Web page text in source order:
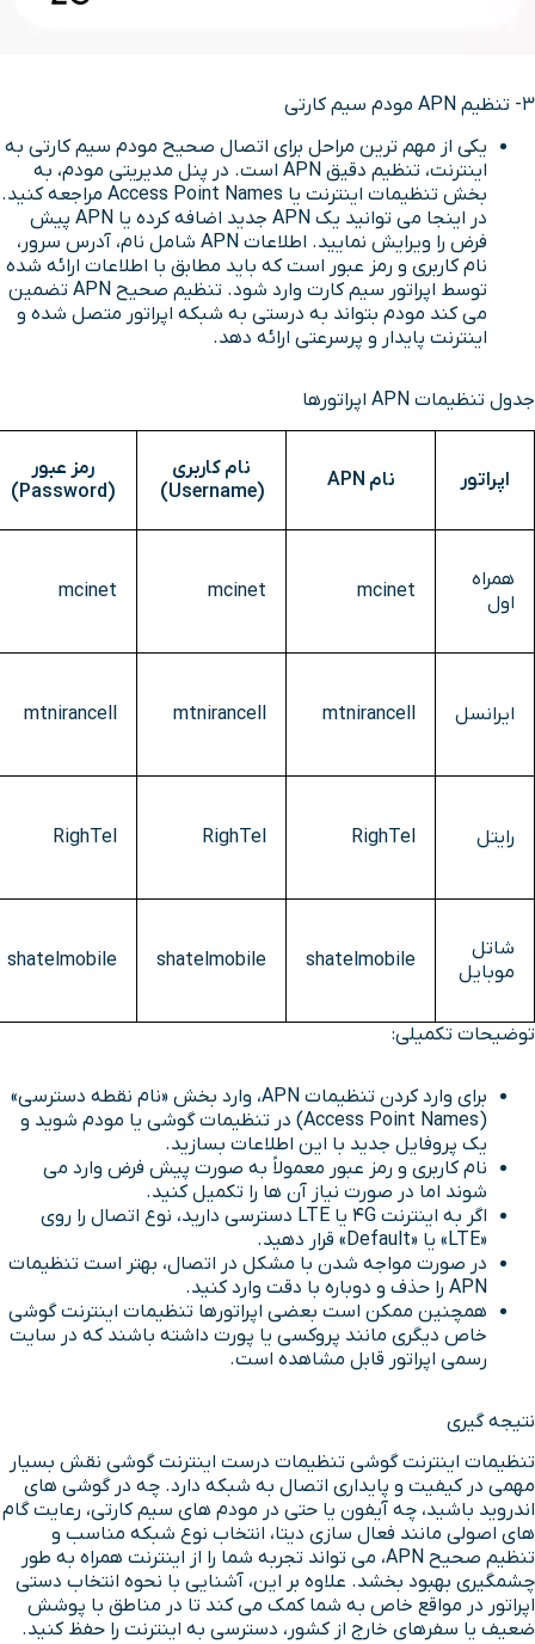
3- تنظیم APN مودم سیم کارتی
یکی از مهم ترین مراحل برای اتصال صحیح مودم سیم کارتی به
اینترنت، تنظیم دقیق APN است. در پنل مدیریتی مودم، به
بخش تنظیمات اینترنت یا Access Point Names مراجعه کنید.
در اینجا می توانید یک APN جدید اضافه کرده یا APN پیش
فرض را ویرایش نمایید. اطلاعات APN شامل نام، آدرس سرور،
نام کاربری و رمز عبور است که باید مطابق با اطلاعات ارائه شده
توسط اپراتور سیم کارت وارد شود. تنظیم صحیح APN تضمین
می کند مودم بتواند به درستی به شبکه اپراتور متصل شده و
اینترنت پایدار و پرسرعتی ارائه دهد.
جدول تنظیمات APN اپراتورها
اپراتور نام APN
نام کاربری
(Username)
رمز عبور
(Password)
همراه
اول
mcinet
mcinet
mcinet
ایرانسل mtnirancell
mtnirancell
mtnirancell
رایتل RighTel
RighTel
RighTel
شاتل
موبایل
shatelmobile
shatelmobile
shatelmobile
توضیحات تکمیلی:
برای وارد کردن تنظیمات APN، وارد بخش «نام نقطه دسترسی»
(Access Point Names) در تنظیمات گوشی یا مودم شوید و
یک پروفایل جدید با این اطلاعات بسازید.
نام کاربری و رمز عبور معمولاً به صورت پیش فرض وارد می
شوند اما در صورت نیاز آن ها را تکمیل کنید.
اگر به اینترنت 4G یا LTE دسترسی دارید، نوع اتصال را روی
«LTE» یا «Default» قرار دهید.
در صورت مواجه شدن با مشکل در اتصال، بهتر است تنظیمات
APN را حذف و دوباره با دقت وارد کنید.
همچنین ممکن است بعضی اپراتورها تنظیمات اینترنت گوشی
خاص دیگری مانند پروکسی یا پورت داشته باشند که در سایت
رسمی اپراتور قابل مشاهده است.
نتیجه گیری
تنظیمات اینترنت گوشی تنظیمات درست اینترنت گوشی نقش بسیار
مهمی در کیفیت و پایداری اتصال به شبکه دارد. چه در گوشی های
اندروید باشید، چه آیفون یا حتی در مودم های سیم کارتی، رعایت گام
های اصولی مانند فعال سازی دیتا، انتخاب نوع شبکه مناسب و
تنظیم صحیح APN، می تواند تجربه شما را از اینترنت همراه به طور
چشمگیری بهبود بخشد. علاوه بر این، آشنایی با نحوه انتخاب دستی
اپراتور در مواقع خاص به شما کمک می کند تا در مناطق با پوشش
ضعیف یا سفرهای خارج از کشور، دسترسی به اینترنت را حفظ کنید.